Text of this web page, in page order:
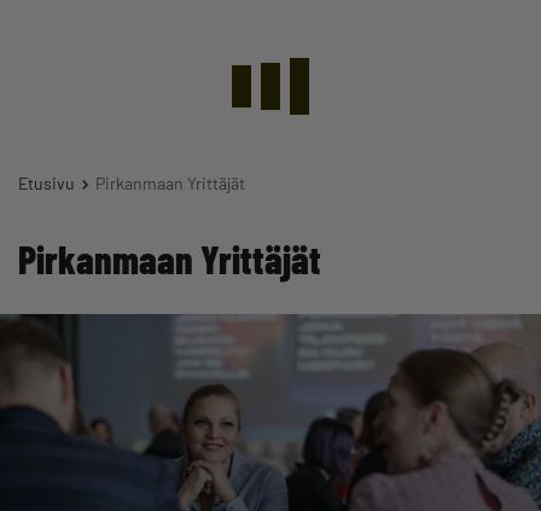
Etusivu Pirkanmaan Yrittäjät
Pirkanmaan Yrittäjät